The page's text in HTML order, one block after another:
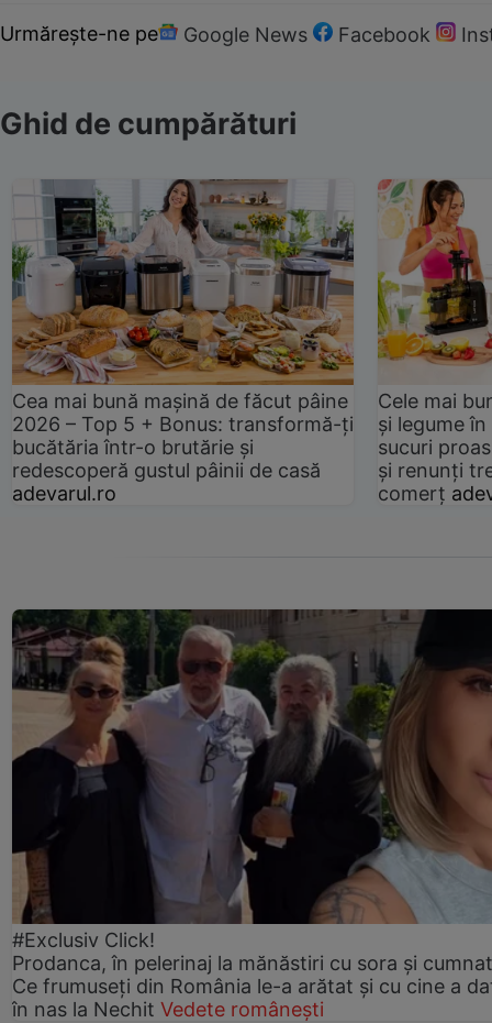
Urmărește-ne pe Google News Facebook
Ghid de cumpărături
Cea mai bună mașină de făcut pâine
2026 – Top 5 + Bonus: transformă-ți
bucătăria într-o brutărie și
redescoperă gustul pâinii de casă
adevarul.ro
Cele mai
și legume
sucuri
și renunți
comerț
#Exclusiv Click!
Prodanca, în pelerinaj la mănăstiri cu sora și
Ce frumuseți din România le-a arătat și cu cine a
în nas la Nechit Vedete românești